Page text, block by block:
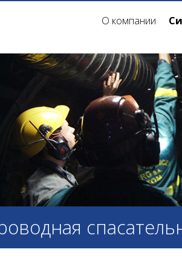
О компании